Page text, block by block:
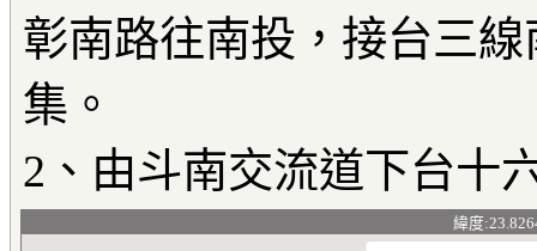
彰南路往南投，接台三
集。
2、由斗南交流道下台十
緯度